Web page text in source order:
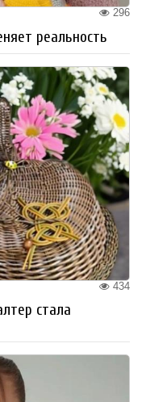
296
реальность
434
стала